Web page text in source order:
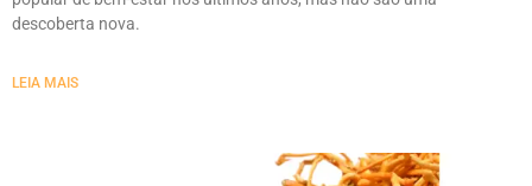
descoberta nova.
LEIA MAIS